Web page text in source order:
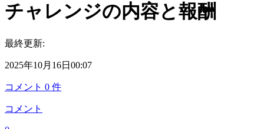
チャレンジの内容と報酬
最終更新:
2025年10月16日00:07
コメント 0 件
コメント